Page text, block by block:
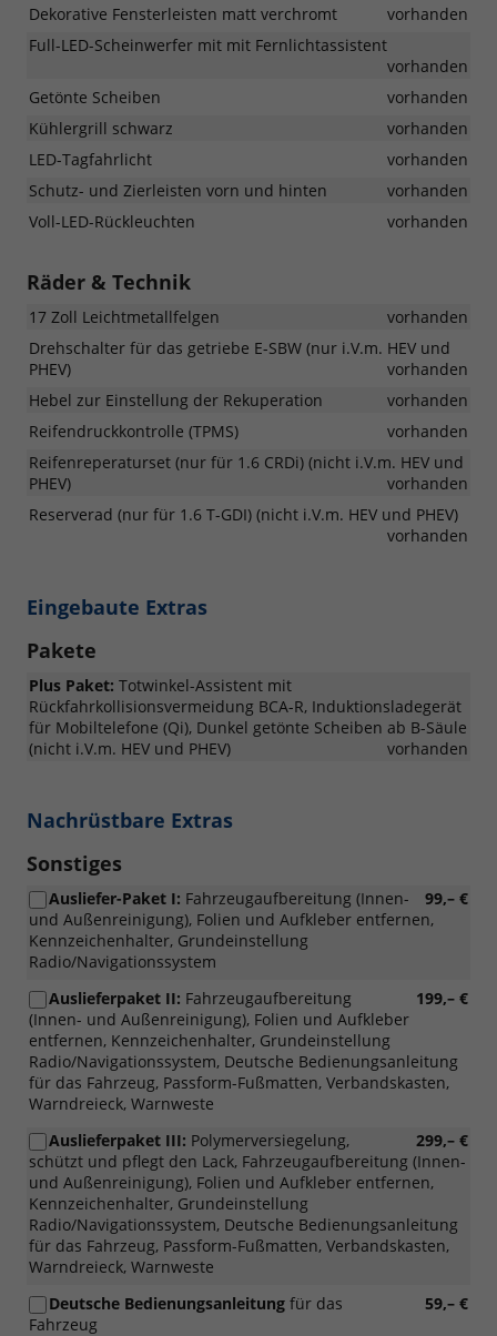
Dekorative Fensterleisten matt verchromt
vorhanden
Full-LED-Scheinwerfer mit mit Fernlichtassistent
vorhanden
Getönte Scheiben
vorhanden
Kühlergrill schwarz
vorhanden
LED-Tagfahrlicht
vorhanden
Schutz- und Zierleisten vorn und hinten
vorhanden
Voll-LED-Rückleuchten
vorhanden
Räder & Technik
17 Zoll Leichtmetallfelgen
vorhanden
Drehschalter für das getriebe E-SBW (nur i.V.m. HEV und
PHEV)
vorhanden
Hebel zur Einstellung der Rekuperation
vorhanden
Reifendruckkontrolle (TPMS)
vorhanden
Reifenreperaturset (nur für 1.6 CRDi) (nicht i.V.m. HEV und
PHEV)
vorhanden
Reserverad (nur für 1.6 T-GDI) (nicht i.V.m. HEV und PHEV)
vorhanden
Eingebaute Extras
Pakete
Plus Paket: Totwinkel-Assistent mit
Rückfahrkollisionsvermeidung BCA-R, Induktionsladegerät
für Mobiltelefone (Qi), Dunkel getönte Scheiben ab B-Säule
(nicht i.V.m. HEV und PHEV)
vorhanden
Nachrüstbare Extras
Sonstiges
99,– €
Ausliefer-Paket I: Fahrzeugaufbereitung (Innen-
und Außenreinigung), Folien und Aufkleber entfernen,
Kennzeichenhalter, Grundeinstellung
Radio/Navigationssystem
199,– €
Auslieferpaket II: Fahrzeugaufbereitung
(Innen- und Außenreinigung), Folien und Aufkleber
entfernen, Kennzeichenhalter, Grundeinstellung
Radio/Navigationssystem, Deutsche Bedienungsanleitung
für das Fahrzeug, Passform-Fußmatten, Verbandskasten,
Warndreieck, Warnweste
299,– €
Auslieferpaket III: Polymerversiegelung,
schützt und pflegt den Lack, Fahrzeugaufbereitung (Innen-
und Außenreinigung), Folien und Aufkleber entfernen,
Kennzeichenhalter, Grundeinstellung
Radio/Navigationssystem, Deutsche Bedienungsanleitung
für das Fahrzeug, Passform-Fußmatten, Verbandskasten,
Warndreieck, Warnweste
59,– €
Deutsche Bedienungsanleitung für das
Fahrzeug